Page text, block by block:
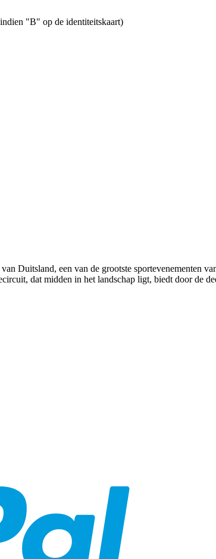
"B" op de identiteitskaart)
Duitsland, een van de grootste sportevenementen
dat midden in het landschap ligt, biedt door de